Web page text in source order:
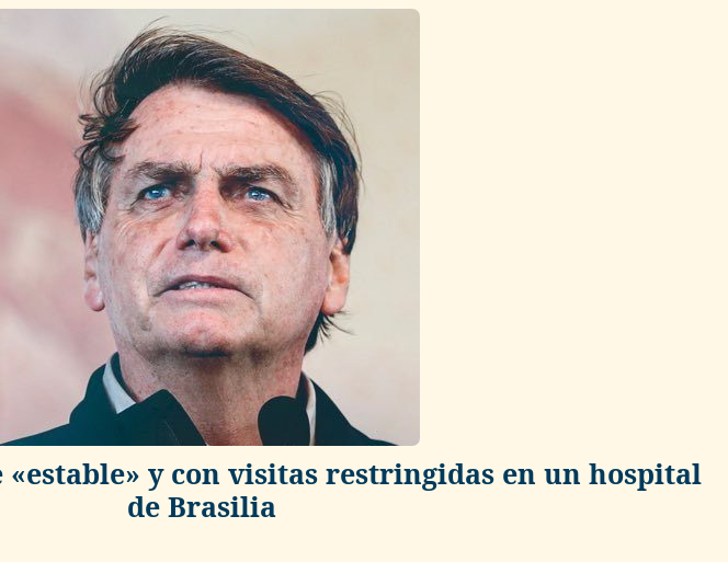
«estable» y con visitas restringidas en un hospital
de Brasilia